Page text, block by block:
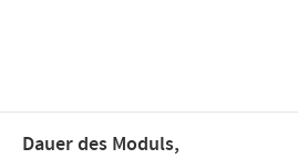
Dauer des Moduls,